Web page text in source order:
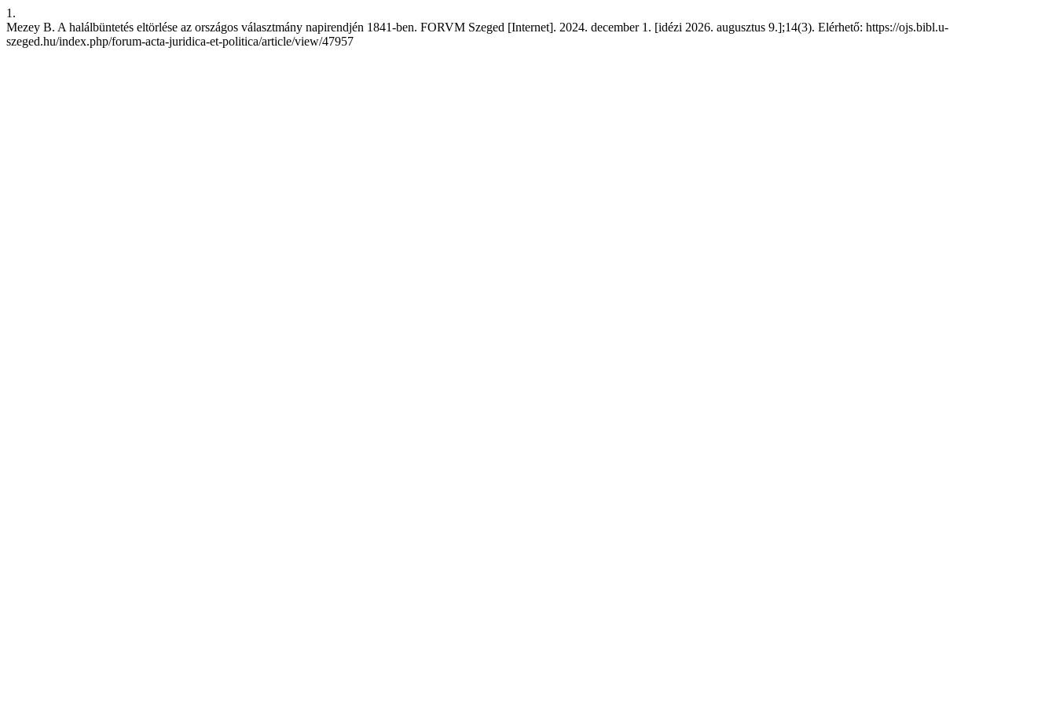
1.
Mezey B. A halálbüntetés eltörlése az országos választmány napirendjén 1841-ben. FORVM Szeged [Internet]. 2024. december 1. [idézi 2026. augusztus 9.];14(3). Elérhető: https://ojs.bibl.u-
szeged.hu/index.php/forum-acta-juridica-et-politica/article/view/47957